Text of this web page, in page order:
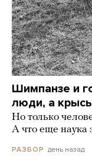
Шимпанзе и
люди, а
Но только
А что еще наука
РАЗБОР день назад